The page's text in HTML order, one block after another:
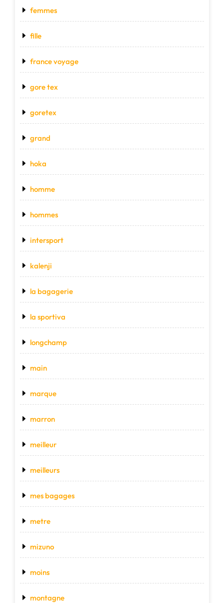
femmes
fille
france voyage
gore tex
goretex
grand
hoka
homme
hommes
intersport
kalenji
la bagagerie
la sportiva
longchamp
main
marque
marron
meilleur
meilleurs
mes bagages
metre
mizuno
moins
montagne